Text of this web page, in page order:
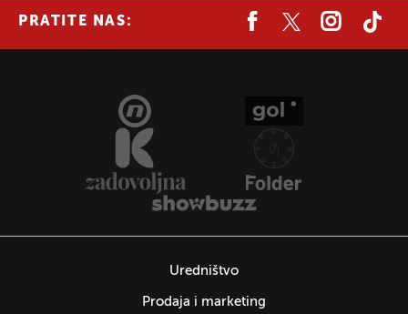
PRATITE NAS:
Uredništvo
Prodaja i marketing